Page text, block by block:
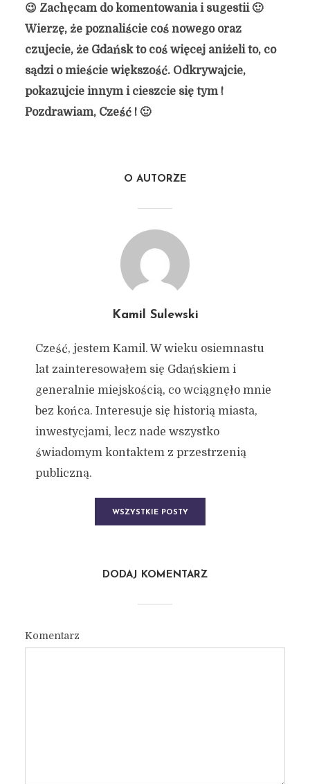
😉 Zachęcam do komentowania i sugestii 🙂
Wierzę, że poznaliście coś nowego oraz
czujecie, że Gdańsk to coś więcej aniżeli to, co
sądzi o mieście większość. Odkrywajcie,
pokazujcie innym i cieszcie się tym !
Pozdrawiam, Cześć ! 🙂
O AUTORZE
Kamil Sulewski
Cześć, jestem Kamil. W wieku osiemnastu
lat zainteresowałem się Gdańskiem i
generalnie miejskością, co wciągnęło mnie
bez końca. Interesuje się historią miasta,
inwestycjami, lecz nade wszystko
świadomym kontaktem z przestrzenią
publiczną.
WSZYSTKIE POSTY
DODAJ KOMENTARZ
Komentarz